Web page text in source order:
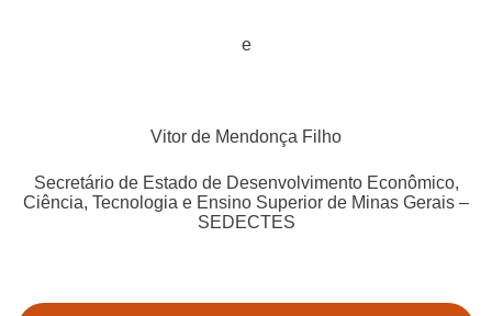
e
Vitor de Mendonça Filho
Secretário de Estado de Desenvolvimento Econômico,
Ciência, Tecnologia e Ensino Superior de Minas Gerais –
SEDECTES